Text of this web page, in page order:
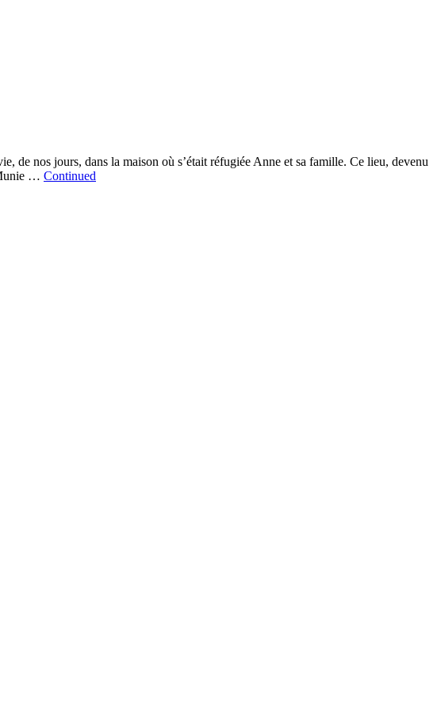
de nos jours, dans la maison où s’était réfugiée Anne et sa famille. Ce lieu, devenu
… Continued